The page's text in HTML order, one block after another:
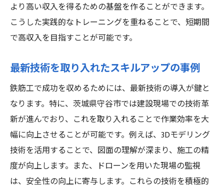
より高い収入を得るための基盤を作ることができます。
こうした実践的なトレーニングを重ねることで、短期間
で高収入を目指すことが可能です。
最新技術を取り入れたスキルアップの事例
鉄筋工で成功を収めるためには、最新技術の導入が鍵と
なります。特に、茨城県守谷市では建設現場での技術革
新が進んでおり、これを取り入れることで作業効率を大
幅に向上させることが可能です。例えば、3Dモデリング
技術を活用することで、図面の理解が深まり、施工の精
度が向上します。また、ドローンを用いた現場の監視
は、安全性の向上に寄与します。これらの技術を積極的